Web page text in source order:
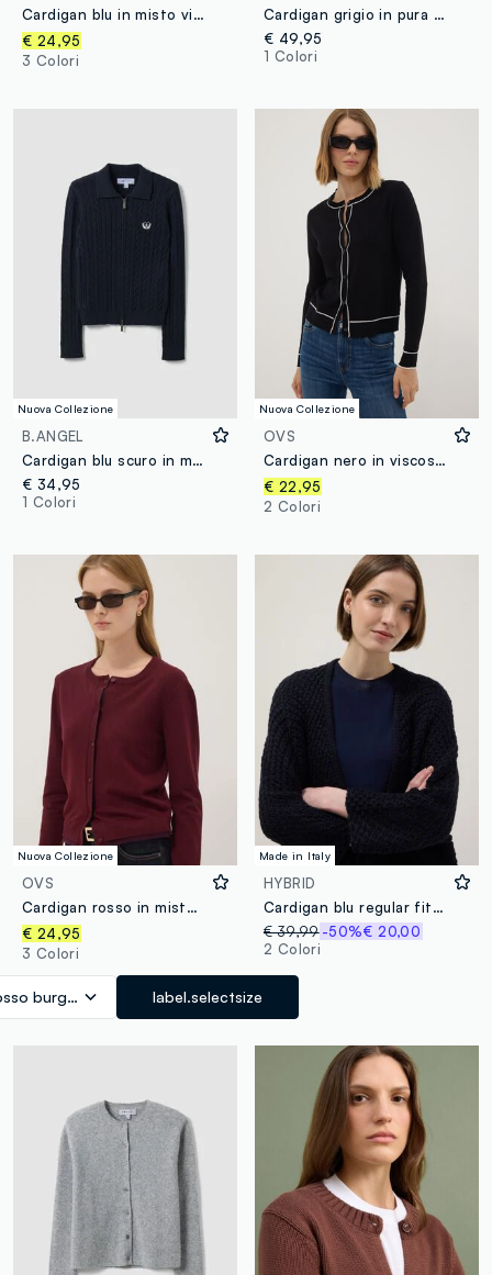
Cardigan blu in misto viscosa a maglia rasata
€ 24,95
3 Colori
Cardigan grigio in pura lana a girocollo regular fit
€ 49,95
1 Colori
Nuova Collezione
B.ANGEL
Cardigan blu scuro in misto viscosa con collo polo fitted
€ 34,95
1 Colori
Nuova Collezione
OVS
Cardigan nero in viscosa elasticizzata regular fit
€ 22,95
2 Colori
Nuova Collezione
OVS
Cardigan rosso in misto viscosa a maglia rasata
€ 24,95
3 Colori
burgundy label.selectsize
Made in Italy
HYBRID
Cardigan blu regular fit a maglia intrecciata
€ 39,99 -50%€ 20,00
2 Colori